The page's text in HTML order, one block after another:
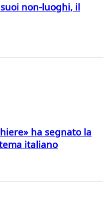
non-luoghi, il
ha segnato la
italiano